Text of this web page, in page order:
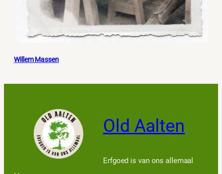
Willem Massen
Old Aalten
Erfgoed is van ons allemaal